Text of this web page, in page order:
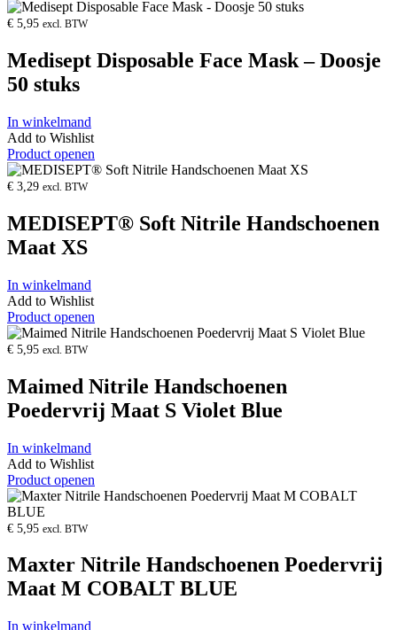
€ 5,95 excl. BTW
Medisept Disposable Face Mask – Doosje
50 stuks
In winkelmand
Add to Wishlist
Product openen
€ 3,29 excl. BTW
MEDISEPT® Soft Nitrile Handschoenen
Maat XS
In winkelmand
Add to Wishlist
Product openen
€ 5,95 excl. BTW
Maimed Nitrile Handschoenen
Poedervrij Maat S Violet Blue
In winkelmand
Add to Wishlist
Product openen
€ 5,95 excl. BTW
Maxter Nitrile Handschoenen Poedervrij
Maat M COBALT BLUE
In winkelmand